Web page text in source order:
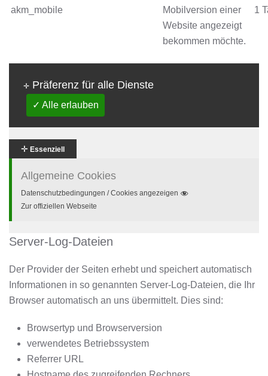
akm_mobile
Mobilversion einer
Website angezeigt
bekommen möchte.
1
✛ Präferenz für alle Dienste
✓ Alle erlauben
✛ Essenziell
Allgemeine Cookies
Datenschutzbedingungen / Cookies angezeigen
Zur offiziellen Webseite
Server-Log-Dateien
Der Provider der Seiten erhebt und speichert automatisch
Informationen in so genannten Server-Log-Dateien, die Ihr
Browser automatisch an uns übermittelt. Dies sind:
Browsertyp und Browserversion
verwendetes Betriebssystem
Referrer URL